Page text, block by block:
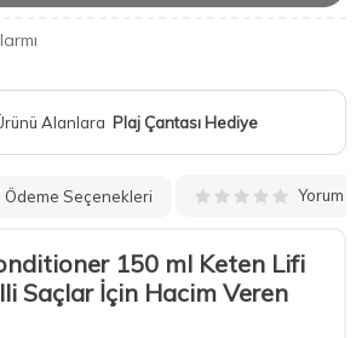
Alanlara Plaj Çantası Hediye
Ödeme Seçenekleri Yorum
150 ml Keten Lifi
Saçlar İçin Hacim Veren